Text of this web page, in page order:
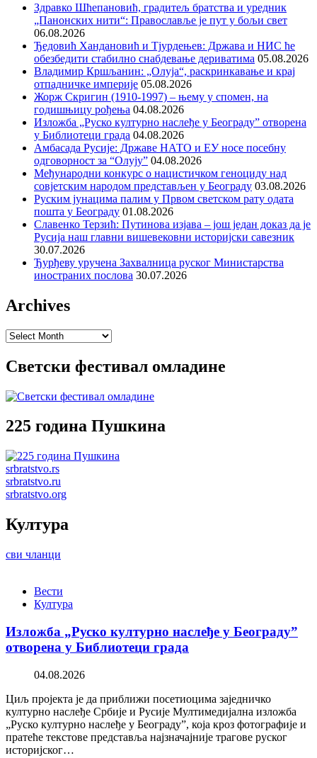
Здравко Шћепановић, градитељ братства и уредник
„Панонских нити“: Православље је пут у бољи свет
06.08.2026
Ђедовић Хандановић и Тјурдењев: Држава и НИС ће
обезбедити стабилно снабдевање дериватима 05.08.2026
Владимир Кршљанин: „Олуја“, раскринкавање и крај
отпадничке империје 05.08.2026
Жорж Скригин (1910-1997) – њему у спомен, на
годишњицу рођења 04.08.2026
Изложба „Руско културно наслеђе у Београду” отворена
у Библиотеци града 04.08.2026
Амбасада Русије: Државе НАТО и ЕУ носе посебну
одговорност за “Олују” 04.08.2026
Међународни конкурс о нацистичком геноциду над
совјетским народом представљен у Београду 03.08.2026
Руским јунацима палим у Првом светском рату одата
пошта у Београду 01.08.2026
Славенко Терзић: Путинова изјава – још један доказ да је
Русија наш главни вишевековни историјски савезник
30.07.2026
Ђурђеву уручена Захвалница руског Министарства
иностраних послова 30.07.2026
Archives
Archives
Светски фестивал омладине
225 година Пушкина
srbratstvo.rs
srbratstvo.ru
srbratstvo.org
Култура
сви чланци
Вести
Култура
Изложба „Руско културно наслеђе у Београду”
отворена у Библиотеци града
04.08.2026
Циљ пројекта је да приближи посетиоцима заједничко
културно наслеђе Србије и Русије Мултимедијална изложба
„Руско културно наслеђе у Београду”, која кроз фотографије и
пратеће текстове представља најзначајније трагове руског
историјског…